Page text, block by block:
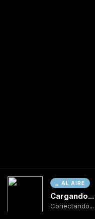
AL AIRE
Cargando...
Conectando...